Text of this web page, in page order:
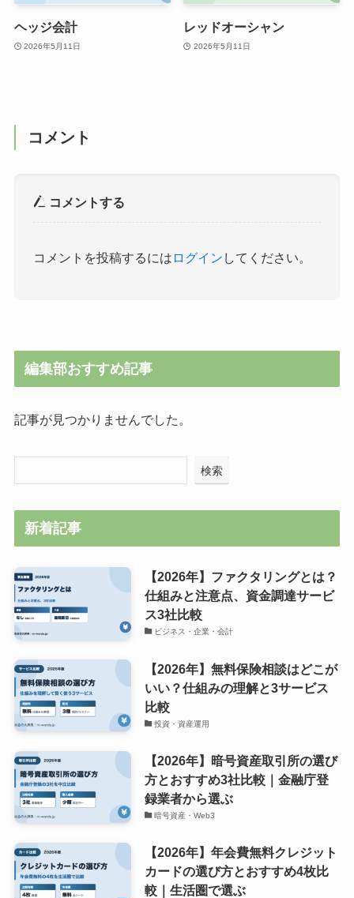
ヘッジ会計
2026年5月11日
レッドオーシャン
2026年5月11日
コメント
コメントする
コメントを投稿するには ログイン してください。
編集部おすすめ記事
記事が見つかりませんでした。
検索
新着記事
【2026年】ファクタリングとは？
仕組みと注意点、資金調達サービ
ス3社比較
ビジネス・企業・会計
【2026年】無料保険相談はどこが
いい？仕組みの理解と3サービス
比較
投資・資産運用
【2026年】暗号資産取引所の選び
方とおすすめ3社比較｜金融庁登
録業者から選ぶ
暗号資産・Web3
【2026年】年会費無料クレジット
カードの選び方とおすすめ4枚比
較｜生活圏で選ぶ